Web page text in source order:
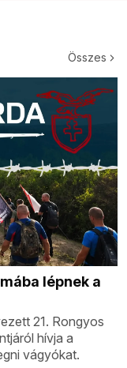
Összes
lépnek a
21. Rongyos
hívja a
vágyókat.